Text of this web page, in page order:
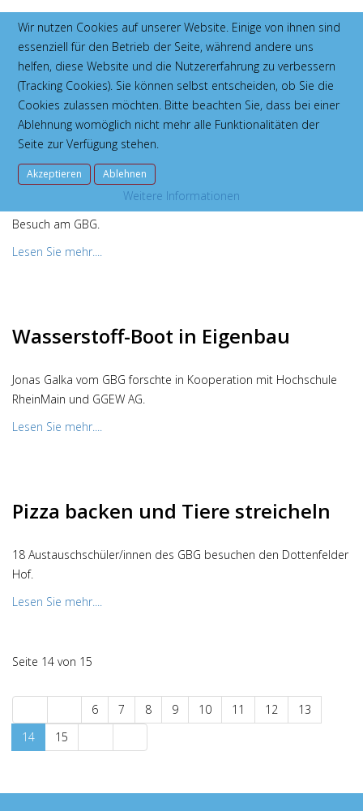
Damit auf den begrenzten Flächen unserer Schule auch genug
Platz für alle vorhanden ist, gelten folgende Regelungen.
Lesen Sie mehr....
Überraschende Quarkspeise
Austauschschüler aus Moulins machen neue Erfahrungen beim
Besuch am GBG.
Lesen Sie mehr....
Wasserstoff-Boot in Eigenbau
Jonas Galka vom GBG forschte in Kooperation mit Hochschule
RheinMain und GGEW AG.
Lesen Sie mehr....
Pizza backen und Tiere streicheln
18 Austauschschüler/innen des GBG besuchen den Dottenfelder
Hof.
Lesen Sie mehr....
Seite 14 von 15
6 7 8 9 10 11 12
13
14
15
Wir nutzen Cookies auf unserer Website. Einige von ihnen sind
essenziell für den Betrieb der Seite, während andere uns
helfen, diese Website und die Nutzererfahrung zu verbessern
(Tracking Cookies). Sie können selbst entscheiden, ob Sie die
Cookies zulassen möchten. Bitte beachten Sie, dass bei einer
Ablehnung womöglich nicht mehr alle Funktionalitäten der
Seite zur Verfügung stehen.
Akzeptieren Ablehnen
Weitere Informationen